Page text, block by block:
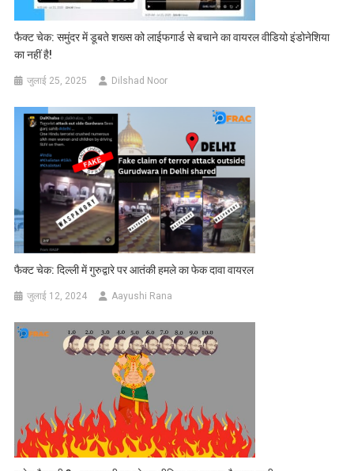
फैक्ट चेक: समुंदर में डूबते शख्स को लाईफगार्ड से बचाने का वायरल वीडियो इंडोनेशिया
का नहीं है!
जुलाई 25, 2025 Dilshad Noor
फैक्ट चेक: दिल्ली में गुरुद्वारे पर आतंकी हमले का फेक दावा वायरल
जुलाई 12, 2024 Aayushi Rana